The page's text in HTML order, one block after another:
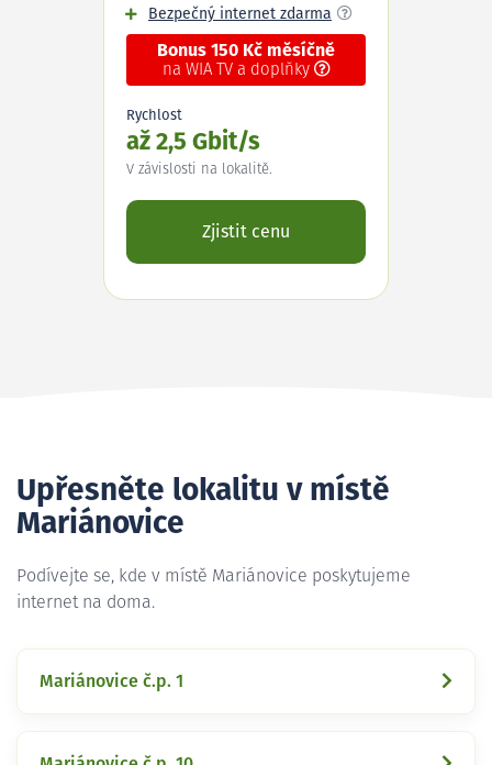
Bezpečný internet zdarma
Bonus 150 Kč měsíčně
na WIA TV a doplňky
Rychlost
až 2,5 Gbit/s
V závislosti na lokalitě.
Zjistit cenu
Upřesněte lokalitu v místě
Mariánovice
Podívejte se, kde v místě Mariánovice poskytujeme
internet na doma.
Mariánovice č.p. 1